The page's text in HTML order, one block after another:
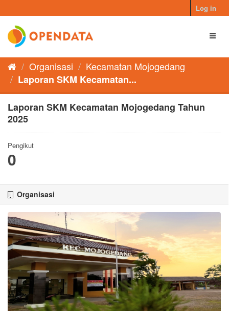
to
content
Log in
Organisasi
Kecamatan Mojogedang
Laporan SKM Kecamatan...
Laporan SKM Kecamatan Mojogedang Tahun
2025
Pengikut
0
Organisasi